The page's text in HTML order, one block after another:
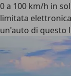
0 a 100 km/h in
limitata
un'auto di questo